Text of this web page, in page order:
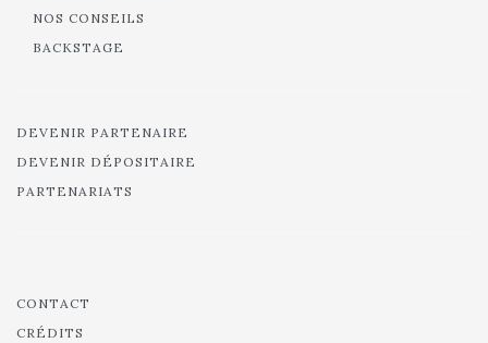
NOS CONSEILS
BACKSTAGE
DEVENIR PARTENAIRE
DEVENIR DÉPOSITAIRE
PARTENARIATS
CONTACT
CRÉDITS